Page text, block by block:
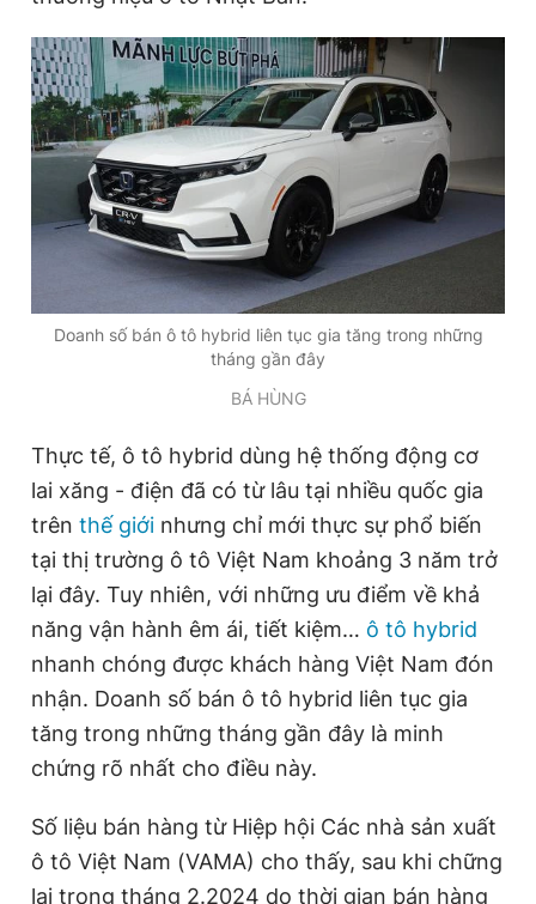
Doanh số bán ô tô hybrid liên tục gia tăng trong những
tháng gần đây
BÁ HÙNG
Thực tế, ô tô hybrid dùng hệ thống động cơ
lai xăng - điện đã có từ lâu tại nhiều quốc gia
trên thế giới nhưng chỉ mới thực sự phổ biến
tại thị trường ô tô Việt Nam khoảng 3 năm trở
lại đây. Tuy nhiên, với những ưu điểm về khả
năng vận hành êm ái, tiết kiệm… ô tô hybrid
nhanh chóng được khách hàng Việt Nam đón
nhận. Doanh số bán ô tô hybrid liên tục gia
tăng trong những tháng gần đây là minh
chứng rõ nhất cho điều này.
Số liệu bán hàng từ Hiệp hội Các nhà sản xuất
ô tô Việt Nam (VAMA) cho thấy, sau khi chững
lại trong tháng 2.2024 do thời gian bán hàng